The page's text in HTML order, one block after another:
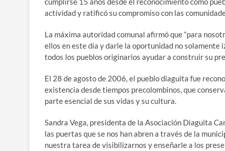
actividad y ratificó su compromiso con las
La máxima autoridad comunal afirmó que “para
ellos en este día y darle la oportunidad no solamente
todos los pueblos originarios ayudar a construir su
El 28 de agosto de 2006, el pueblo diaguita fue
existencia desde tiempos precolombinos, que
parte esencial de sus vidas y su cultura.
Sandra Vega, presidenta de la Asociación Diaguita
las puertas que se nos han abren a través de la
nuestra tarea de visibilizarnos y enseñarle a los